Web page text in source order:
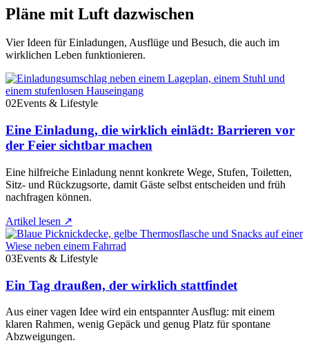
Pläne mit Luft dazwischen
Vier Ideen für Einladungen, Ausflüge und Besuch, die auch im
wirklichen Leben funktionieren.
02Events & Lifestyle
Eine Einladung, die wirklich einlädt: Barrieren vor
der Feier sichtbar machen
Eine hilfreiche Einladung nennt konkrete Wege, Stufen, Toiletten,
Sitz- und Rückzugsorte, damit Gäste selbst entscheiden und früh
nachfragen können.
Artikel lesen ↗
03Events & Lifestyle
Ein Tag draußen, der wirklich stattfindet
Aus einer vagen Idee wird ein entspannter Ausflug: mit einem
klaren Rahmen, wenig Gepäck und genug Platz für spontane
Abzweigungen.